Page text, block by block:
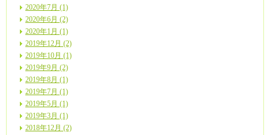
2020年7月 (1)
2020年6月 (2)
2020年1月 (1)
2019年12月 (2)
2019年10月 (1)
2019年9月 (2)
2019年8月 (1)
2019年7月 (1)
2019年5月 (1)
2019年3月 (1)
2018年12月 (2)